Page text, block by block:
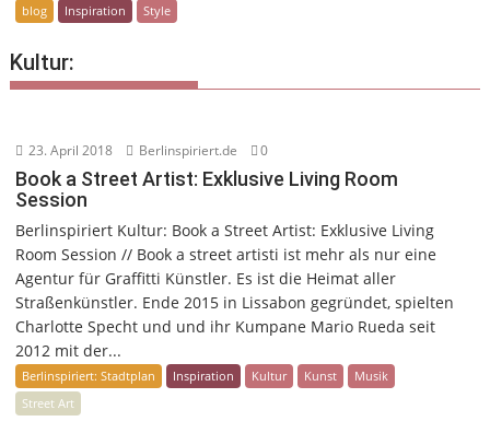
blog Inspiration Style
Kultur:
23. April 2018 Berlinspiriert.de 0
Book a Street Artist: Exklusive Living Room
Session
Berlinspiriert Kultur: Book a Street Artist: Exklusive Living
Room Session // Book a street artisti ist mehr als nur eine
Agentur für Graffitti Künstler. Es ist die Heimat aller
Straßenkünstler. Ende 2015 in Lissabon gegründet, spielten
Charlotte Specht und und ihr Kumpane Mario Rueda seit
2012 mit der...
Berlinspiriert: Stadtplan Inspiration Kultur Kunst
Musik
Street Art